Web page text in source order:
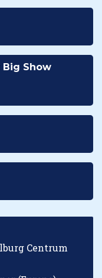
Big Show
Centrum